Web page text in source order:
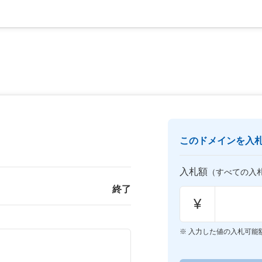
終了
このドメインを入
入札額 （すべての入
¥
入力した値の入札可能